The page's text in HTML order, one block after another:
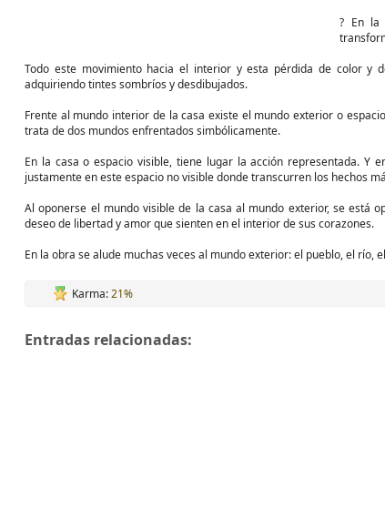
? En la
Todo este movimiento hacia el interior y esta pérdida de color y
adquiriendo tintes sombríos y desdibujados.
Frente al mundo interior de la casa existe el mundo exterior o
trata de dos mundos enfrentados simbólicamente.
En la casa o espacio visible, tiene lugar la acción representada. Y
justamente en este espacio no visible donde transcurren los hechos
Al oponerse el mundo visible de la casa al mundo exterior, se está
deseo de libertad y amor que sienten en el interior de sus corazones.
En la obra se alude muchas veces al mundo exterior: el pueblo, el río,
Karma:21%
Entradas relacionadas: